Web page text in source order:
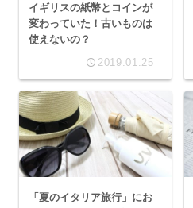
イギリスの紙幣とコインが
変わっていた！古いものは
使えないの？
2019.01.25
「夏のイタリア旅行」にお